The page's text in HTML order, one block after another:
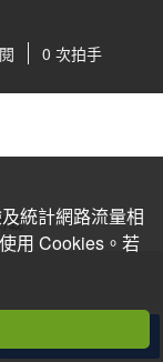
0 次拍手
載統計網路流量相
用 Cookies。若